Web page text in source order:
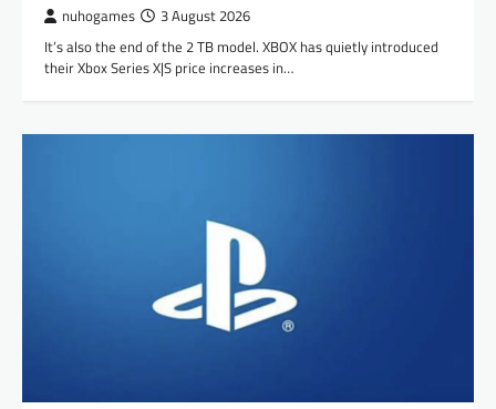
nuhogames 3 August 2026
It’s also the end of the 2 TB model. XBOX has quietly introduced
their Xbox Series X|S price increases in…